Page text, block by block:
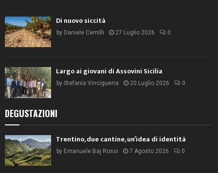
Di nuovo siccità
by Daniele Cernilli 27 Luglio 2026 0
Largo ai giovani di Assovini Sicilia
by Stefania Vinciguerra 20 Luglio 2026 0
DEGUSTAZIONI
Trentino, due cantine, un’idea di identità
by Emanuele Baj Rossi 7 Agosto 2026 0